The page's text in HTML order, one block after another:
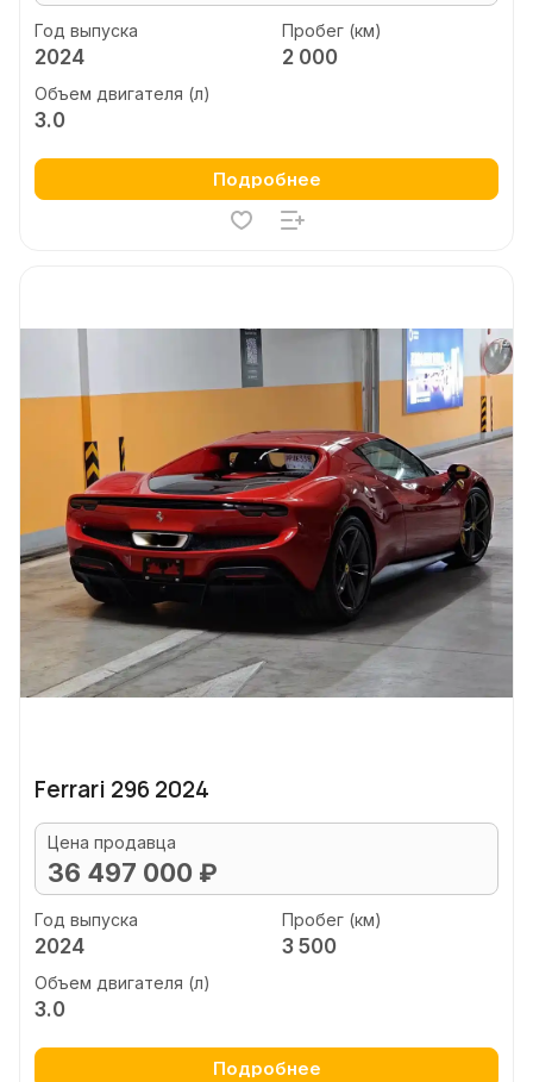
Год выпуска
2024
Пробег (км)
2 000
Объем двигателя (л)
3.0
Подробнее
Ferrari 296 2024
Цена продавца
36 497 000 ₽
Год выпуска
2024
Пробег (км)
3 500
Объем двигателя (л)
3.0
Подробнее